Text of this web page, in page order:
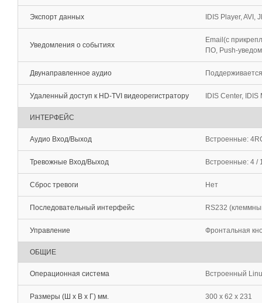
Экспорт данных IDIS Player, AVI,
Уведомления о событиях
Email(с
ПО, Push-
Двунаправленное аудио Поддерживается
Удаленный доступ к HD-TVI видеорегистратору IDIS Center,
ИНТЕРФЕЙС
Аудио Вход/Выход Встроенные:
Тревожные Вход/Выход Встроенные: 4 /
Сброс тревоги Нет
Последовательный интерфейс RS232
Управление Фронтальная
ОБЩИЕ
Операционная система Встроенный
Размеры (Ш х В х Г) мм. 300 x 62 x 231